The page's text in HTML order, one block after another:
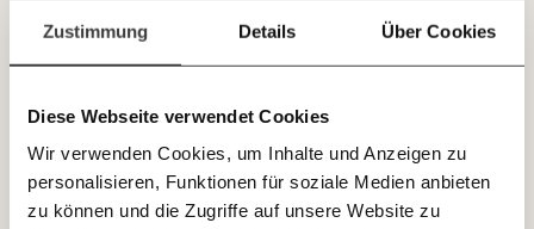
Zustimmung Details Über Cookies
Diese Webseite verwendet Cookies
Wir verwenden Cookies, um Inhalte und Anzeigen zu
personalisieren, Funktionen für soziale Medien anbieten
zu können und die Zugriffe auf unsere Website zu
JETZT
EINFACH
TEILEN.
mit unseren gratis
E-Mail-Newslettern!
meisten für Medikamente und medizinische
Produkte von ihren gesamten Gesundheitsausgaben
sie für ärztliche Leistungen aus und 8,6 Prozent für
Spitals- und Pflegeleistungen oder Kuraufenthalte.